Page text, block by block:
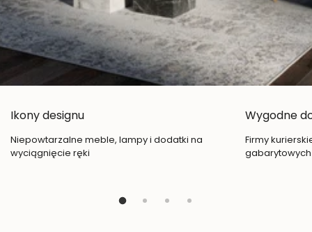
Ikony designu
Niepowtarzalne meble, lampy i dodatki na
wyciągnięcie ręki
Wygodne
Firmy
gabarytowych